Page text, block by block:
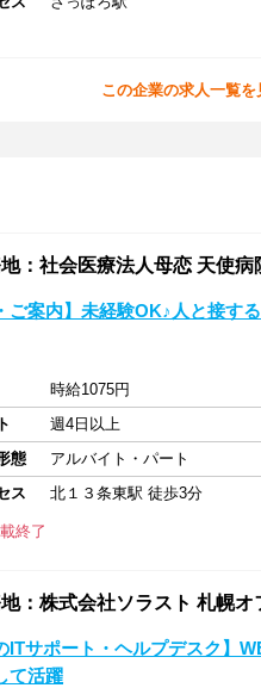
この企業の求人一覧を
：社会医療法人母恋 天使病
ご案内】未経験OK♪人と接
時給1075円
週4日以上
態
アルバイト・パート
ス
北１３条東駅 徒歩3分
終了
：株式会社ソラスト 札幌オ
ITサポート・ヘルプデスク】
て活躍